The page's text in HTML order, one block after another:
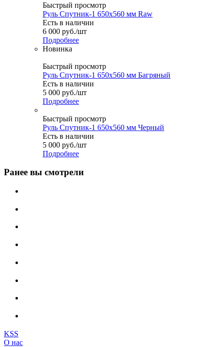
Быстрый просмотр
Руль Спутник-1 650x560 мм Raw
Есть в наличии
6 000 руб./шт
Подробнее
Новинка
Быстрый просмотр
Руль Спутник-1 650x560 мм Багряный
Есть в наличии
5 000 руб./шт
Подробнее
Быстрый просмотр
Руль Спутник-1 650x560 мм Черный
Есть в наличии
5 000 руб./шт
Подробнее
Ранее вы смотрели
KSS
О нас